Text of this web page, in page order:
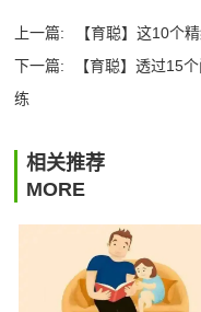
上一篇:
【育聪】这10个
下一篇:
【育聪】透过15
练
相关推荐
MORE